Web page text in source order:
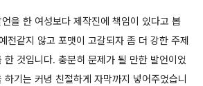
을 한 여성보다 제작진에 책임이 있다고 봅
전같지 않고 포맷이 고갈되자 좀 더 강한 주제
한 것입니다. 충분히 문제가 될 만한 발언이었
기는 커녕 친절하게 자막까지 넣어주었습니